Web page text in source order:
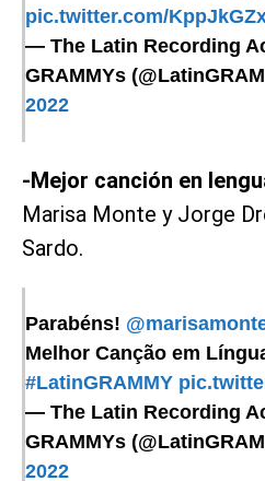
pic.twitter.com/
— The Latin Recording
GRAMMYs
2022
-Mejor canción en
Marisa Monte y Jorge
Sardo.
Parabéns!
Melhor Canção em
#LatinGRAMMY
— The Latin Recording
GRAMMYs
2022